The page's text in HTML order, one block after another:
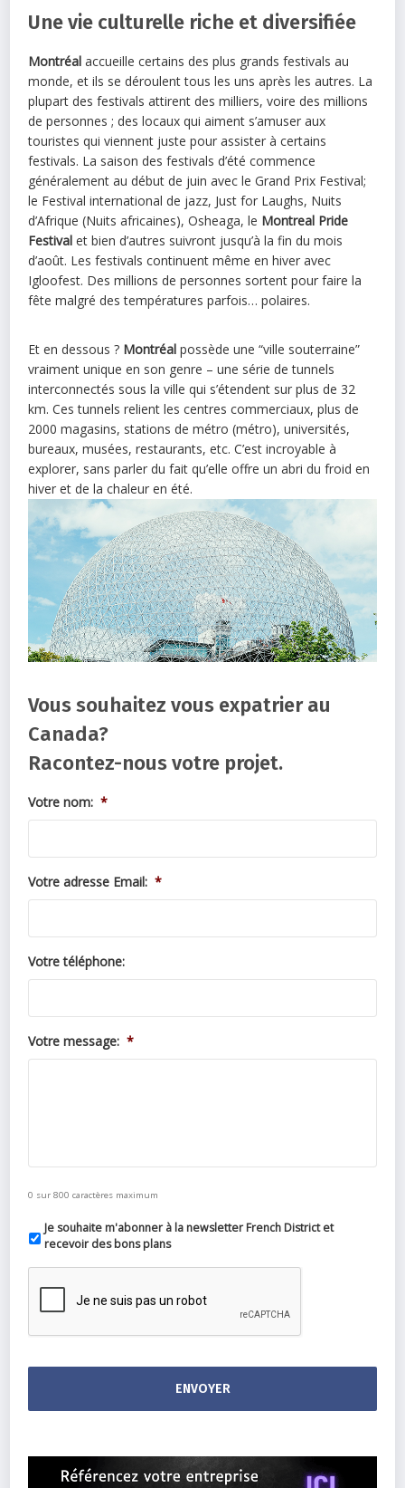
Une vie culturelle riche et diversifiée
Montréal accueille certains des plus grands festivals au
monde, et ils se déroulent tous les uns après les autres. La
plupart des festivals attirent des milliers, voire des millions
de personnes ; des locaux qui aiment s’amuser aux
touristes qui viennent juste pour assister à certains
festivals. La saison des festivals d’été commence
généralement au début de juin avec le Grand Prix Festival;
le Festival international de jazz, Just for Laughs, Nuits
d’Afrique (Nuits africaines), Osheaga, le Montreal Pride
Festival et bien d’autres suivront jusqu’à la fin du mois
d’août. Les festivals continuent même en hiver avec
Igloofest. Des millions de personnes sortent pour faire la
fête malgré des températures parfois… polaires.
Et en dessous ? Montréal possède une “ville souterraine”
vraiment unique en son genre – une série de tunnels
interconnectés sous la ville qui s’étendent sur plus de 32
km. Ces tunnels relient les centres commerciaux, plus de
2000 magasins, stations de métro (métro), universités,
bureaux, musées, restaurants, etc. C’est incroyable à
explorer, sans parler du fait qu’elle offre un abri du froid en
hiver et de la chaleur en été.
Vous souhaitez vous expatrier au
Canada?
Racontez-nous votre projet.
Votre nom: *
Votre adresse Email: *
Votre téléphone:
Votre message: *
0 sur 800 caractères maximum
Je souhaite m'abonner à la newsletter French District et
recevoir des bons plans